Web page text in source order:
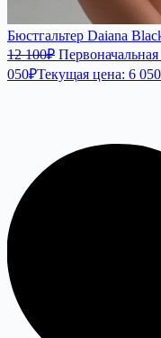
Бюстгальтер Daiana
12 100₽
050₽Текущая цена: 6